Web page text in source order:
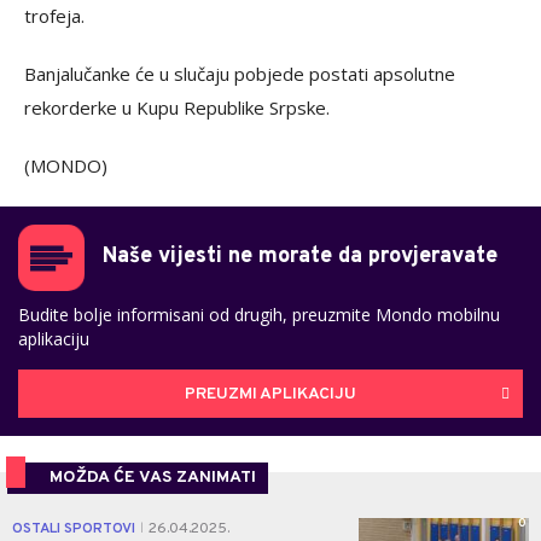
trofeja.
Banjalučanke će u slučaju pobjede postati apsolutne
rekorderke u Kupu Republike Srpske.
(MONDO)
Naše vijesti ne morate da provjeravate
Budite bolje informisani od drugih, preuzmite Mondo mobilnu
aplikaciju
PREUZMI APLIKACIJU
MOŽDA ĆE VAS ZANIMATI
OSTALI SPORTOVI 26.04.2025. 0